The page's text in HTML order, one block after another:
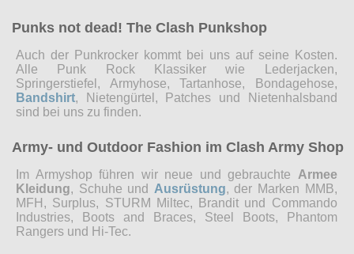
Punks not dead! The Clash Punkshop
Auch der Punkrocker kommt bei uns auf seine Kosten.
Alle Punk Rock Klassiker wie Lederjacken,
Springerstiefel, Armyhose, Tartanhose, Bondagehose,
Bandshirt, Nietengürtel, Patches und Nietenhalsband
sind bei uns zu finden.
Army- und Outdoor Fashion im Clash Army Shop
Im Armyshop führen wir neue und gebrauchte Armee
Kleidung, Schuhe und Ausrüstung, der Marken MMB,
MFH, Surplus, STURM Miltec, Brandit und Commando
Industries, Boots and Braces, Steel Boots, Phantom
Rangers und Hi-Tec.